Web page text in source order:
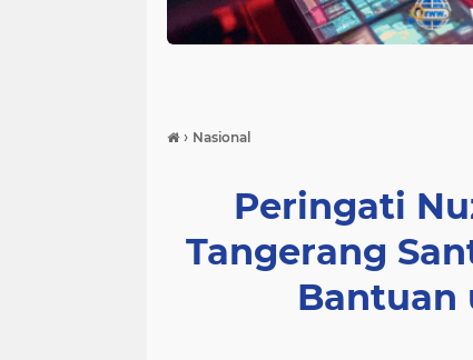
› Nasional
Peringati
Tangerang
Bantuan